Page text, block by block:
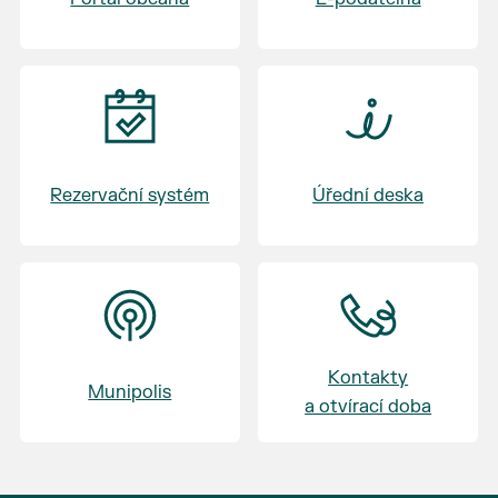
Rezervační systém Úřední deska
Munipolis
Kontakty
a otvírací doba